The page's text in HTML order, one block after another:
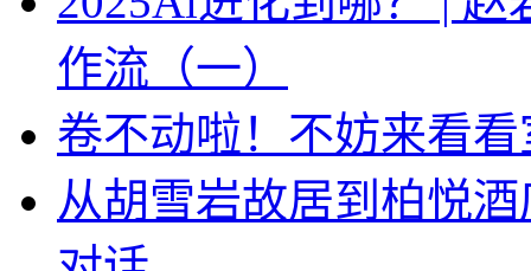
作流（一）
卷不动啦！不妨来看
从胡雪岩故居到柏悦